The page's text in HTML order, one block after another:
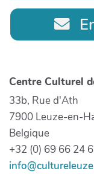
Centre Culturel
33b, Rue d'Ath
7900 Leuze-en-
Belgique
+32 (0) 69 66 24